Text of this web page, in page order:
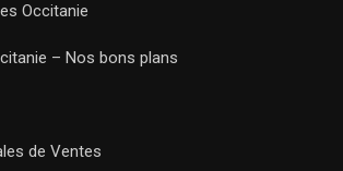
Occitanie
– Nos bons plans
de Ventes